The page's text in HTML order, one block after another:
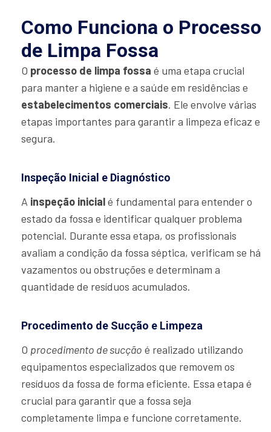
Como Funciona o Processo
de Limpa Fossa
O processo de limpa fossa é uma etapa crucial
para manter a higiene e a saúde em residências e
estabelecimentos comerciais. Ele envolve várias
etapas importantes para garantir a limpeza eficaz e
segura.
Inspeção Inicial e Diagnóstico
A inspeção inicialé fundamental para entender o
estado da fossa e identificar qualquer problema
potencial. Durante essa etapa, os profissionais
avaliam a condição da fossa séptica, verificam se há
vazamentos ou obstruções e determinam a
quantidade de resíduos acumulados.
Procedimento de Sucção e Limpeza
O procedimento de sucção é realizado utilizando
equipamentos especializados que removem os
resíduos da fossa de forma eficiente. Essa etapa é
crucial para garantir que a fossa seja
completamente limpa e funcione corretamente.